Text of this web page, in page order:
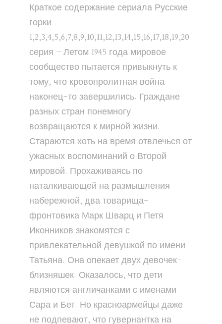
Краткое содержание сериала Русские
горки
1,2,3,4,5,6,7,8,9,10,11,12,13,14,15,16,17,18,19,20
серия – Летом 1945 года мировое
сообщество пытается привыкнуть к
тому, что кровопролитная война
наконец-то завершились. Граждане
разных стран понемногу
возвращаются к мирной жизни.
Стараются хоть на время отвлечься от
ужасных воспоминаний о Второй
мировой. Прохаживаясь по
наталкивающей на размышления
набережной, два товарища-
фронтовика Марк Шварц и Петя
Иконников знакомятся с
привлекательной девушкой по имени
Татьяна. Она опекает двух девочек-
близняшек. Оказалось, что дети
являются англичанками с именами
Сара и Бет. Но красноармейцы даже
не подпевают, что гувернантка на